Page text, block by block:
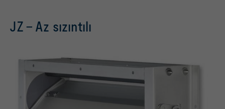
JZ – Az sızıntılı